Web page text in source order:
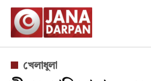
Skip
content
POSTED
খেলাধুলা